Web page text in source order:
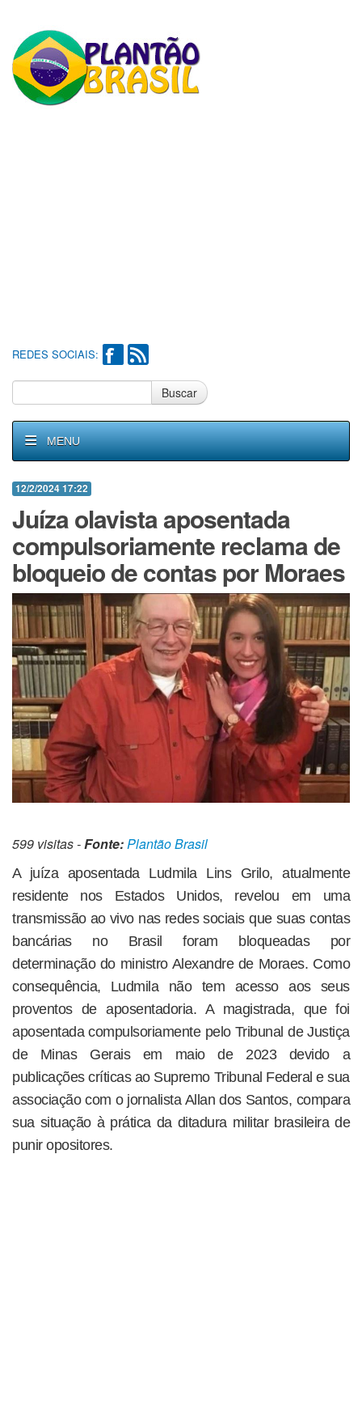
REDES SOCIAIS:
Buscar
MENU
12/2/2024 17:22
Juíza olavista aposentada
compulsoriamente reclama de
bloqueio de contas por Moraes
599 visitas -Fonte:Plantão Brasil
A juíza aposentada Ludmila Lins Grilo, atualmente
residente nos Estados Unidos, revelou em uma
transmissão ao vivo nas redes sociais que suas contas
bancárias no Brasil foram bloqueadas por
determinação do ministro Alexandre de Moraes. Como
consequência, Ludmila não tem acesso aos seus
proventos de aposentadoria. A magistrada, que foi
aposentada compulsoriamente pelo Tribunal de Justiça
de Minas Gerais em maio de 2023 devido a
publicações críticas ao Supremo Tribunal Federal e sua
associação com o jornalista Allan dos Santos, compara
sua situação à prática da ditadura militar brasileira de
punir opositores.